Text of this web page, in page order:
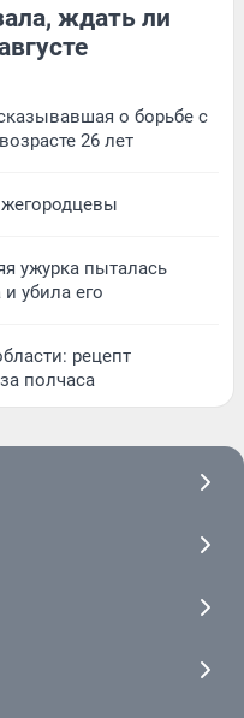
ждать ли
о борьбе с
26 лет
ужурка пыталась
убила его
рецепт
полчаса